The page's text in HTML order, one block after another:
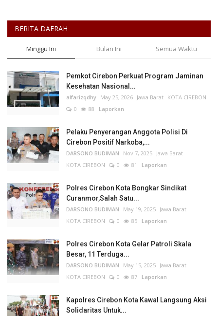
BERITA DAERAH
Minggu Ini Bulan Ini Semua Waktu
Pemkot Cirebon Perkuat Program Jaminan
Kesehatan Nasional...
alfarizqdhy May 25, 2026 Jawa Barat KOTA CIREBON
0
88 Laporkan
Pelaku Penyerangan Anggota Polisi Di
Cirebon Positif Narkoba,...
DARSONO BUDIMAN Nov 7, 2025 Jawa Barat
KOTA CIREBON
0 81 Laporkan
Polres Cirebon Kota Bongkar Sindikat
Curanmor,Salah Satu...
DARSONO BUDIMAN May 19, 2025 Jawa Barat
KOTA CIREBON
0 85 Laporkan
Polres Cirebon Kota Gelar Patroli Skala
Besar, 11 Terduga...
DARSONO BUDIMAN May 15, 2025 Jawa Barat
KOTA CIREBON
0 87 Laporkan
Kapolres Cirebon Kota Kawal Langsung Aksi
Solidaritas Untuk...